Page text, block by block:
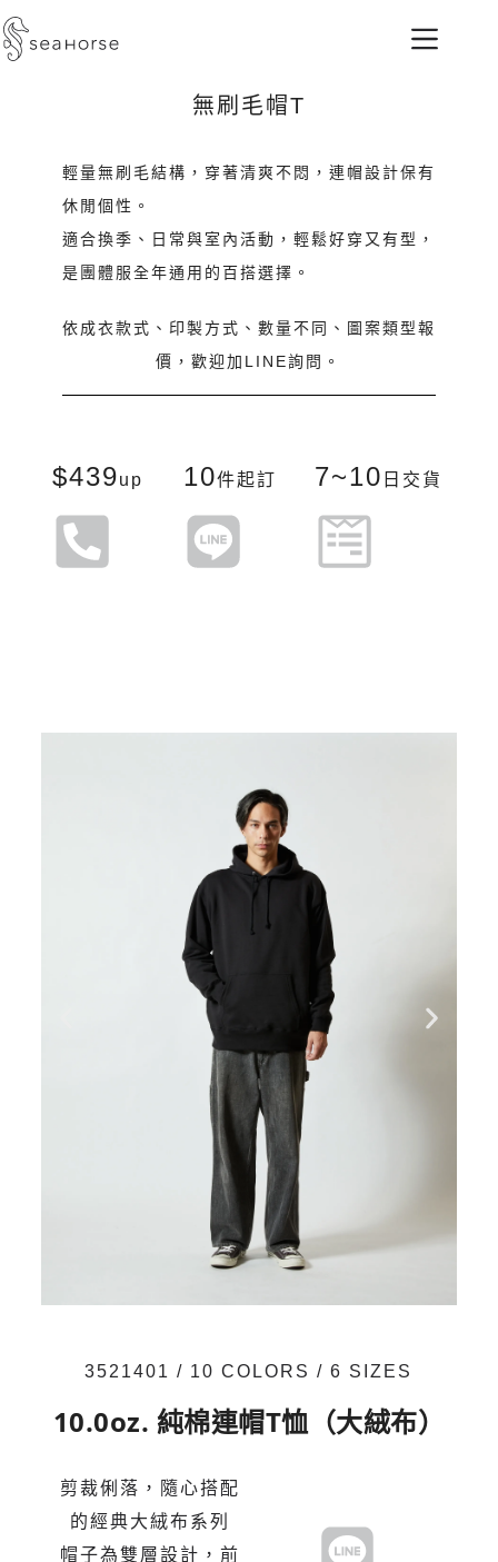
無刷毛帽T
輕量無刷毛結構，穿著清爽不悶，連帽設計保有
休閒個性。
適合換季、日常與室內活動，輕鬆好穿又有型，
是團體服全年通用的百搭選擇。
依成衣款式、印製方式、數量不同、圖案類型報
價，歡迎加LINE詢問。
$439up 10件起訂 7~10 日交貨
3521401 / 10 COLORS / 6 SIZES
10.0oz. 純棉連帽T恤（大絨布）
剪裁俐落，隨心搭配
的經典大絨布系列
帽子為雙層設計，前